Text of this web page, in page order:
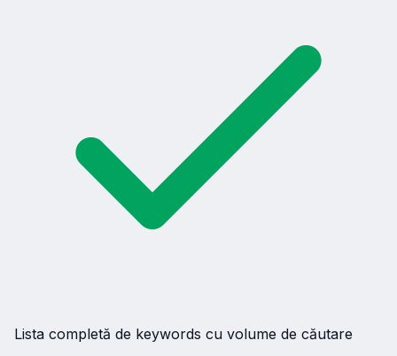
Lista completă de keywords cu volume de căutare